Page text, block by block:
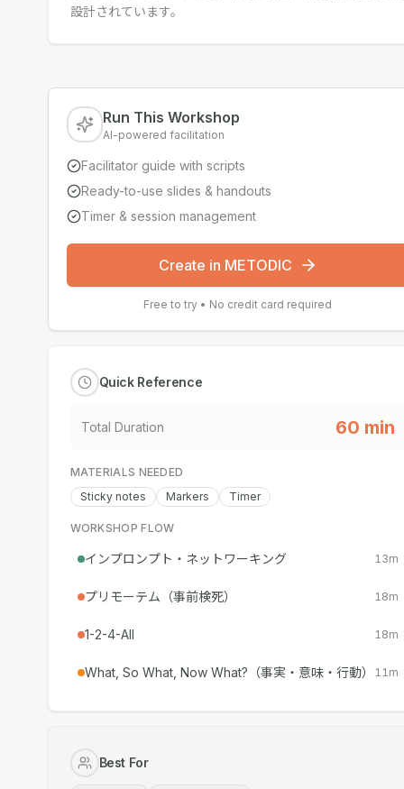
設計されています。
Run This Workshop
AI-powered facilitation
Facilitator guide with scripts
Ready-to-use slides & handouts
Timer & session management
Create in METODIC
Free to try • No credit card required
Quick Reference
Total Duration 60 min
MATERIALS NEEDED
Sticky notes
Markers Timer
WORKSHOP FLOW
インプロンプト・ネットワーキング 13m
プリモーテム（事前検死） 18m
1-2-4-All 18m
What, So What, Now What?（事実・意味・行動） 11m
Best For